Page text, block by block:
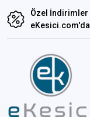
Özel İndirimler
eKesici.com'da